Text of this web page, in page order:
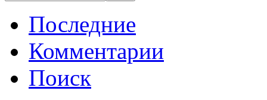
Последние
Комментарии
Поиск